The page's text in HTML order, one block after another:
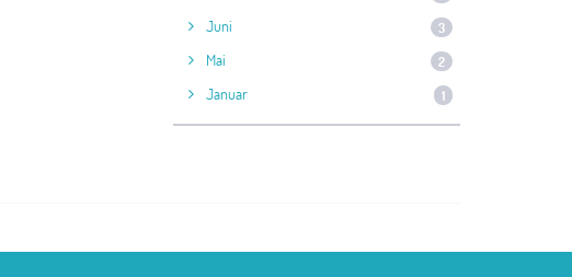
Juni 3
Mai 2
Januar 1